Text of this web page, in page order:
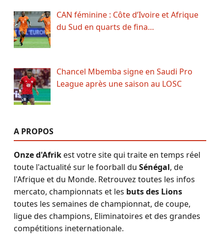
CAN féminine : Côte d’Ivoire et Afrique
du Sud en quarts de fina…
Chancel Mbemba signe en Saudi Pro
League après une saison au LOSC
A PROPOS
Onze d'Afrikest votre site qui traite en temps réel
toute l'actualité sur le foorball du Sénégal, de
l'Afrique et du Monde. Retrouvez toutes les infos
mercato, championnats et les buts des Lions
toutes les semaines de championnat, de coupe,
ligue des champions, Eliminatoires et des grandes
compétitions ineternationale.